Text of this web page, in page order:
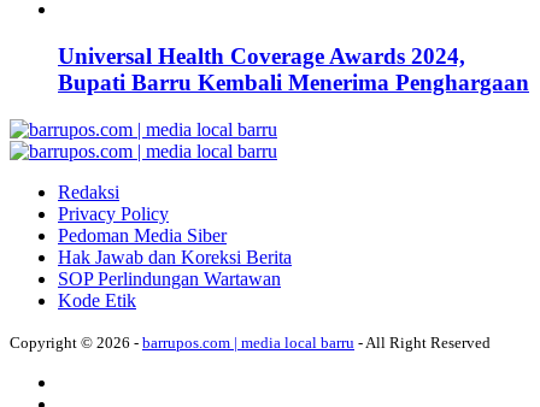
Universal Health Coverage Awards 2024,
Bupati Barru Kembali Menerima Penghargaan
Redaksi
Privacy Policy
Pedoman Media Siber
Hak Jawab dan Koreksi Berita
SOP Perlindungan Wartawan
Kode Etik
Copyright © 2026 - barrupos.com | media local barru - All Right Reserved